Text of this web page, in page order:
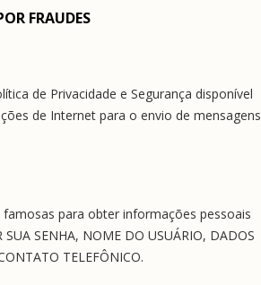
FRAUDES
de Privacidade e Segurança disponível
de Internet para o envio de mensagens
para obter informações pessoais
SENHA, NOME DO USUÁRIO, DADOS
TELEFÔNICO.